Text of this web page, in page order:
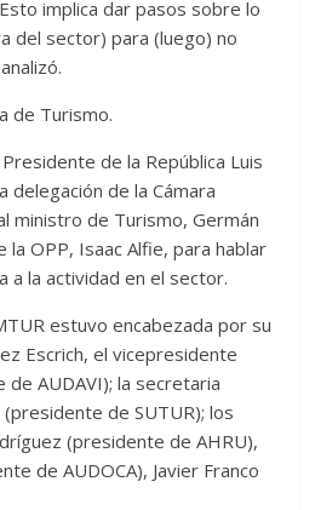
implica dar pasos sobre lo
del sector) para (luego) no
de Turismo.
de la República Luis
delegación de la Cámara
ministro de Turismo, Germán
OPP, Isaac Alfie, para hablar
a la actividad en el sector.
estuvo encabezada por su
Escrich, el vicepresidente
AUDAVI); la secretaria
de SUTUR); los
(presidente de AHRU),
de AUDOCA), Javier Franco